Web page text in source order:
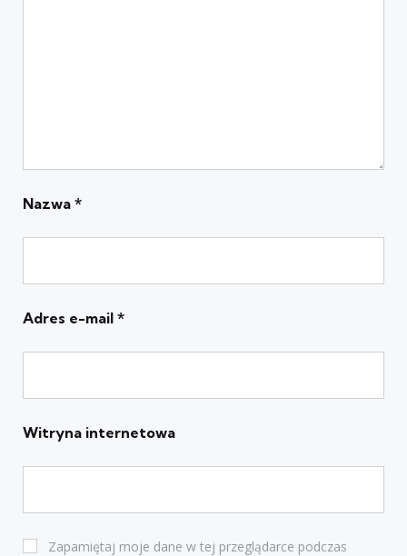
Nazwa *
Adres e-mail *
Witryna internetowa
Zapamiętaj moje dane w tej przeglądarce podczas